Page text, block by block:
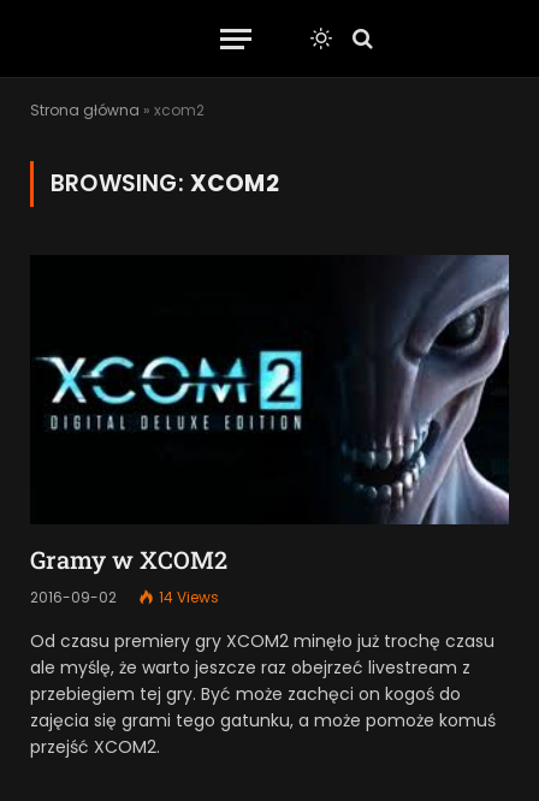
Strona główna » xcom2
BROWSING: XCOM2
Gramy w XCOM2
2016-09-02 14Views
Od czasu premiery gry XCOM2 minęło już trochę czasu
ale myślę, że warto jeszcze raz obejrzeć livestream z
przebiegiem tej gry. Być może zachęci on kogoś do
zajęcia się grami tego gatunku, a może pomoże komuś
przejść XCOM2.